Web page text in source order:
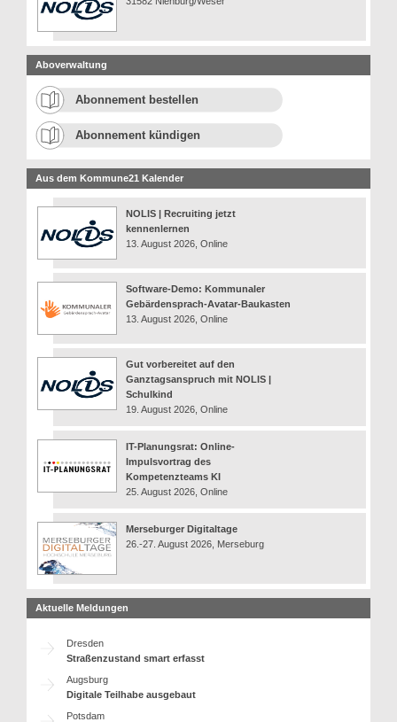
Aboverwaltung
Abonnement bestellen
Abonnement kündigen
Aus dem Kommune21 Kalender
NOLIS | Recruiting jetzt
kennenlernen
13. August 2026, Online
Software-Demo: Kommunaler
Gebärdensprach-Avatar-Baukasten
13. August 2026, Online
Gut vorbereitet auf den
Ganztagsanspruch mit NOLIS |
Schulkind
19. August 2026, Online
IT-Planungsrat: Online-
Impulsvortrag des
Kompetenzteams KI
25. August 2026, Online
Merseburger Digitaltage
26.-27. August 2026, Merseburg
Aktuelle Meldungen
Dresden
Straßenzustand smart erfasst
Augsburg
Digitale Teilhabe ausgebaut
Potsdam